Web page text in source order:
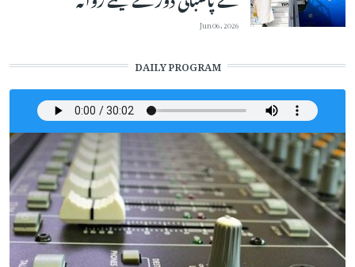
Jun 06, 2026
DAILY PROGRAM